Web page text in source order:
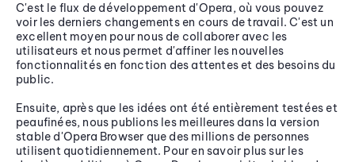
C'est le flux de développement d'Opera, où vous pouvez
voir les derniers changements en cours de travail. C'est un
excellent moyen pour nous de collaborer avec les
utilisateurs et nous permet d'affiner les nouvelles
fonctionnalités en fonction des attentes et des besoins du
public.
Ensuite, après que les idées ont été entièrement testées et
peaufinées, nous publions les meilleures dans la version
stable d'Opera Browser que des millions de personnes
utilisent quotidiennement. Pour en savoir plus sur les